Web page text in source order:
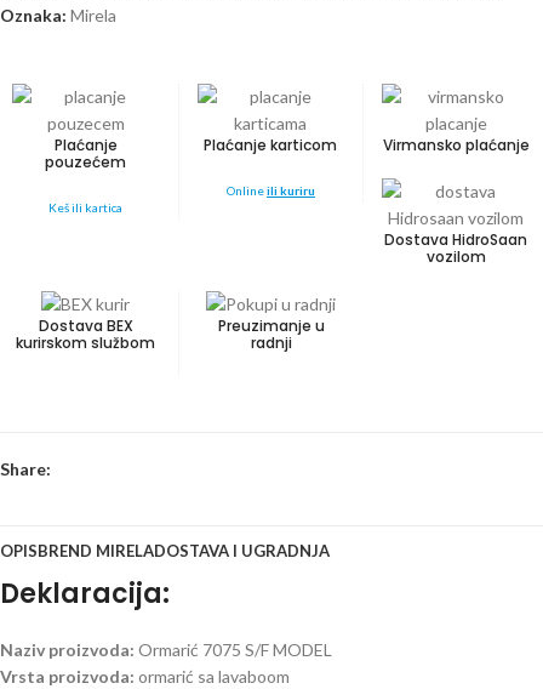
Oznaka: Mirela
Plaćanje
pouzećem
Keš ili kartica
Plaćanje karticom
Onlineili kuriru
Virmansko plaćanje
Dostava HidroSaan
vozilom
Dostava BEX
kurirskom službom
Preuzimanje u
radnji
Share:
OPISBREND MIRELADOSTAVA I UGRADNJA
Deklaracija:
Naziv proizvoda: Ormarić 7075 S/F MODEL
Vrsta proizvoda: ormarić sa lavaboom